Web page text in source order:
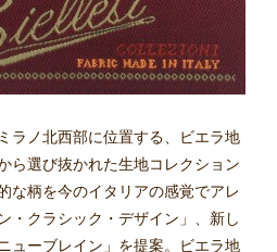
ラノ北西部に位置する、ビエラ地
ら選び抜かれた生地コレクション
な柄を今のイタリアの感覚でアレ
・クラシック・デザイン」、新し
ューブレイン」を提案。ビエラ地